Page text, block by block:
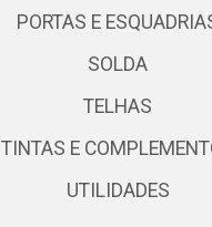
PORTAS E
SOLDA
TELHAS
TINTAS E
UTILIDADES